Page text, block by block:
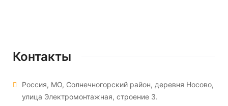
Контакты
Россия, МО, Солнечногорский район, деревня Носово,
улица Электромонтажная, строение 3.